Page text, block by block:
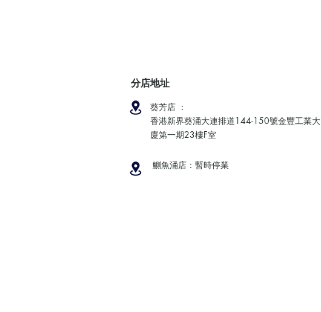
分店地址
葵芳店 ：
香港新界葵涌大連排道144-150號金豐工業大
廈第一期23樓F室
鰂魚涌店：暫時停業